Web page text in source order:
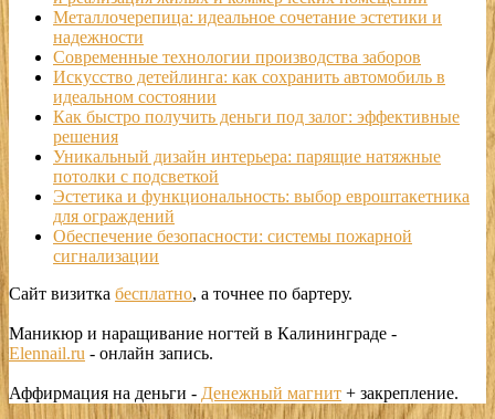
Металлочерепица: идеальное сочетание эстетики и
надежности
Современные технологии производства заборов
Искусство детейлинга: как сохранить автомобиль в
идеальном состоянии
Как быстро получить деньги под залог: эффективные
решения
Уникальный дизайн интерьера: парящие натяжные
потолки с подсветкой
Эстетика и функциональность: выбор евроштакетника
для ограждений
Обеспечение безопасности: системы пожарной
сигнализации
Сайт визитка бесплатно, а точнее по бартеру.
Маникюр и наращивание ногтей в Калининграде -
Elennail.ru - онлайн запись.
Аффирмация на деньги - Денежный магнит + закрепление.